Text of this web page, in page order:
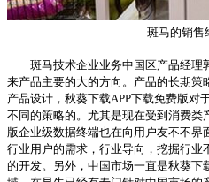
斑马的销售
斑马技术企业业务中国区产品经理郭
来产品主要的大的方向。产品的长期策
产品设计，秋葵下载APP下载免费版
不同的策略的。尤其是现在受到消费类
版企业级数据终端也在向用户友不不界面
行业用户的需求，行业导向，挖掘
的开发。另外，中国市场一直是秋